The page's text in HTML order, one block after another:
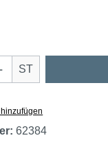
Gib
ST
62384